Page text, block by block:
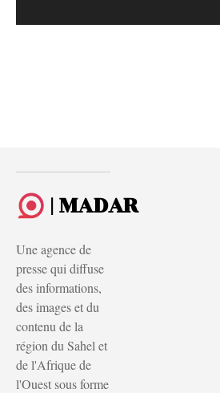
| MADAR
Une agence de
presse qui diffuse
des informations,
des images et du
contenu de la
région du Sahel et
de l'Afrique de
l'Ouest sous forme